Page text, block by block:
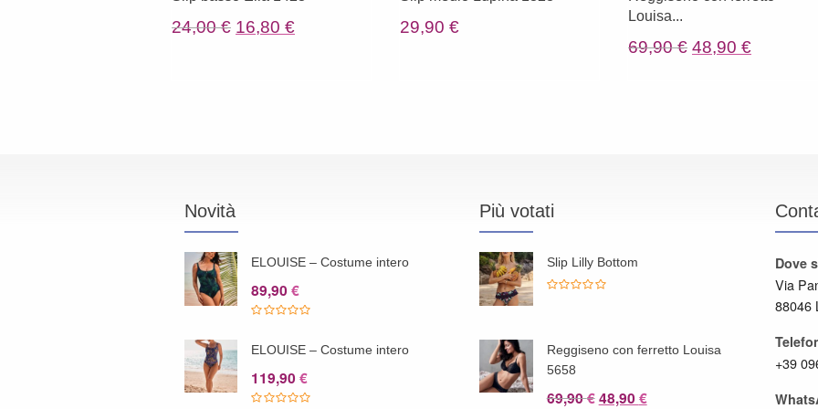
24,00€ Il
16,80 € 29,90 €
Louisa...
69,90€ Il
48,90 €
Novità
ELOUISE – Costume intero
89,90€
ELOUISE – Costume intero
119,90€
Più votati
Slip Lilly Bottom
Reggiseno con ferretto Louisa
5658
69,90€Il
48,90 €Il
Dove
Via
88046
+39